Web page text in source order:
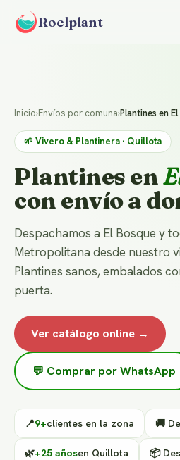
Roelplant
Inicio›Envíos por comuna›Plantines en
🌱 Vivero & Plantinera · Quillota
Plantines en
con envío a
Despachamos a El Bosque y
Metropolitana desde nuestro
Plantines sanos, embalados
puerta.
Ver catálogo online →
💬 Comprar por WhatsApp
📍9+clientes en la zona 🚚
🌿+25 añosen Quillota 📦